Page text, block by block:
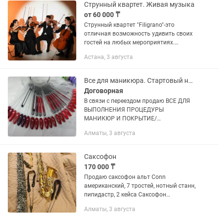
Струнный квартет. Живая музыка
от 60 000 ₸
Струнный квартет "Filigrano"-это
отличная возможность удивить своих
гостей на любых мероприятиях.
юбилеи,презентации,выставки,дни
ужин,поздравление...
Астана, 3 августа
Все для маникюра. Стартовый набор для маникюра
Договорная
В связи с переездом продаю ВСЕ ДЛЯ
ВЫПОЛНЕНИЯ ПРОЦЕДУРЫ
МАНИКЮР И ПОКРЫТИЕ/
3 года, все материалы мной
фотки чего-то конкретного...
Алматы, 3 августа
Саксофон
170 000 ₸
Продаю саксофон альт Conn
американский, 7 тростей, нотный станн,
пипидастр, 2 кейса Саксофон
начинающих и для профи
Алматы, 3 августа